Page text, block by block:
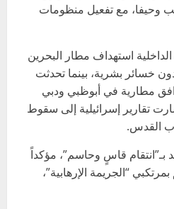
وحيفا، مع تفعيل منظومات
استهداف مطار البحرين
خسائر بشرية، بينما تحدثت
مطارية في أبوظبي ودبي
تقارير إسرائيلية إلى سقوط
القدس.
بـ”انتقام قاسٍ وحاسم”، مؤكداً
“الجريمة الإرهابية”،